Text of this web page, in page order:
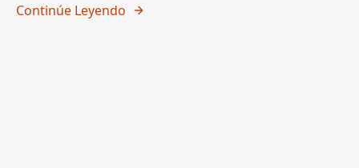
Continúe Leyendo